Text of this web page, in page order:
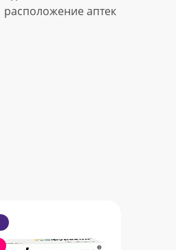
расположение аптек